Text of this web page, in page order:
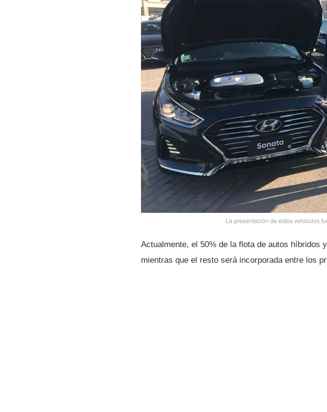
La presentación de estos vehí­culos
Actualmente, el 50% de la flota de autos hí­bridos
mientras que el resto será incorporada entre los